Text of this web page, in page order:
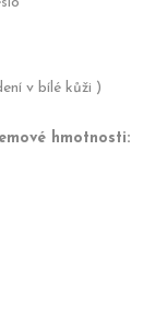
v bílé kůži )
hmotnosti: